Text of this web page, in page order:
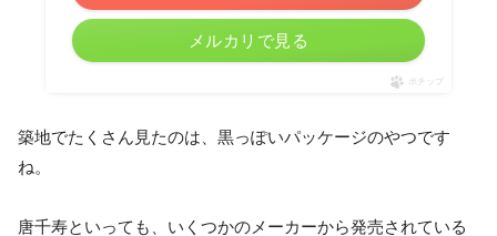
メルカリで見る
ポチップ
築地でたくさん見たのは、黒っぽいパッケージのやつです
ね。
唐千寿といっても、いくつかのメーカーから発売されている